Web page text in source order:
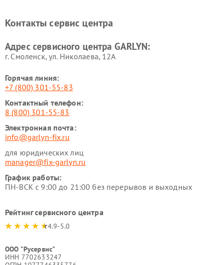
стеклоочистителей GARLYN
GARLYN
GARLYN
Контакты сервис центра
Адрес сервисного центра GARLYN:
г. Смоленск, ул. Николаева, 12А
Горячая линия:
+7 (800) 301-55-83
Контактный телефон:
8 (800) 301-55-83
Электронная почта:
info@garlyn-fix.ru
для юридических лиц
manager@fix-garlyn.ru
График работы:
ПН-ВСК с 9:00 до 21:00 без перерывов и выходных
Рейтинг сервисного центра
4.9-5.0
ООО "Русервис"
ИНН 7702633247